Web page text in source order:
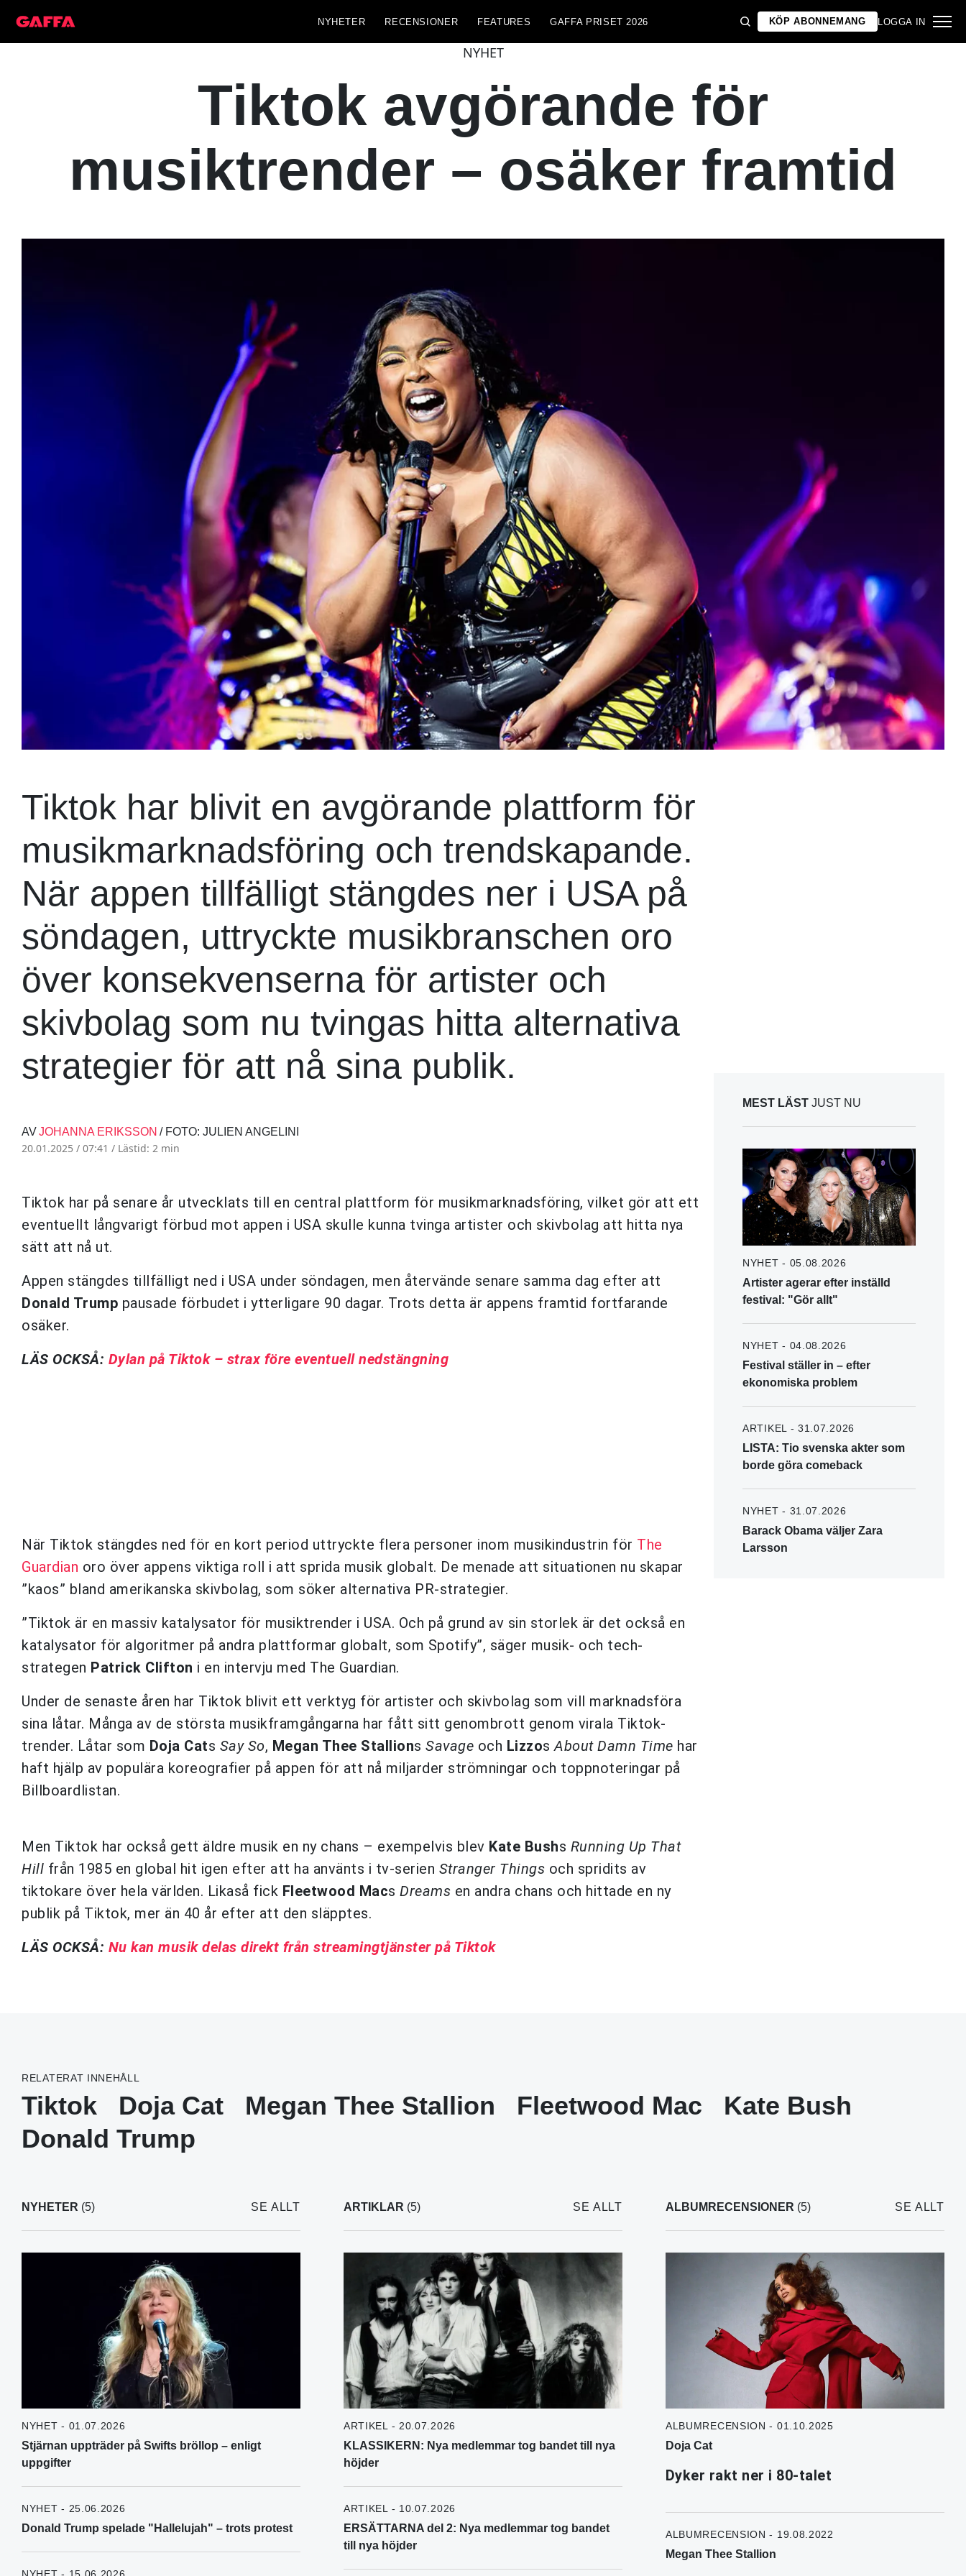
NYHETER RECENSIONER FEATURES GAFFA PRISET 2026 KÖP ABONNEMANG LOGGA IN
NYHET
Tiktok avgörande för
musiktrender – osäker framtid
Tiktok har blivit en avgörande plattform för
musikmarknadsföring och trendskapande.
När appen tillfälligt stängdes ner i USA på
söndagen, uttryckte musikbranschen oro
över konsekvenserna för artister och
skivbolag som nu tvingas hitta alternativa
strategier för att nå sina publik.
AVJOHANNA ERIKSSON / FOTO: JULIEN ANGELINI
20.01.2025 / 07:41 / Lästid: 2 min
Tiktok har på senare år utvecklats till en central plattform för musikmarknadsföring, vilket gör att ett
eventuellt långvarigt förbud mot appen i USA skulle kunna tvinga artister och skivbolag att hitta nya
sätt att nå ut.
Appen stängdes tillfälligt ned i USA under söndagen, men återvände senare samma dag efter att
Donald Trump pausade förbudet i ytterligare 90 dagar. Trots detta är appens framtid fortfarande
osäker.
LÄS OCKSÅ: Dylan på Tiktok – strax före eventuell nedstängning
När Tiktok stängdes ned för en kort period uttryckte flera personer inom musikindustrin för The
Guardian oro över appens viktiga roll i att sprida musik globalt. De menade att situationen nu skapar
”kaos” bland amerikanska skivbolag, som söker alternativa PR-strategier.
”Tiktok är en massiv katalysator för musiktrender i USA. Och på grund av sin storlek är det också en
katalysator för algoritmer på andra plattformar globalt, som Spotify”, säger musik- och tech-
strategen Patrick Clifton i en intervju med The Guardian.
Under de senaste åren har Tiktok blivit ett verktyg för artister och skivbolag som vill marknadsföra
sina låtar. Många av de största musikframgångarna har fått sitt genombrott genom virala Tiktok-
trender. Låtar som Doja Cats Say So, Megan Thee Stallions Savage och Lizzos About Damn Time har
haft hjälp av populära koreografier på appen för att nå miljarder strömningar och toppnoteringar på
Billboardlistan.
Men Tiktok har också gett äldre musik en ny chans – exempelvis blev Kate Bushs Running Up That
Hill från 1985 en global hit igen efter att ha använts i tv-serien Stranger Things och spridits av
tiktokare över hela världen. Likaså fick Fleetwood Macs Dreams en andra chans och hittade en ny
publik på Tiktok, mer än 40 år efter att den släpptes.
LÄS OCKSÅ: Nu kan musik delas direkt från streamingtjänster på Tiktok
MEST LÄST JUST NU
NYHET - 05.08.2026
Artister agerar efter inställd
festival: "Gör allt"
NYHET - 04.08.2026
Festival ställer in – efter
ekonomiska problem
ARTIKEL - 31.07.2026
LISTA: Tio svenska akter som
borde göra comeback
NYHET - 31.07.2026
Barack Obama väljer Zara
Larsson
RELATERAT INNEHÅLL
Tiktok Doja Cat Megan Thee Stallion Fleetwood Mac
Kate Bush
Donald Trump
NYHETER (5) SE ALLT
NYHET - 01.07.2026
Stjärnan uppträder på Swifts bröllop – enligt
uppgifter
NYHET - 25.06.2026
Donald Trump spelade "Hallelujah" – trots protest
ARTIKLAR (5) SE ALLT
ARTIKEL - 20.07.2026
KLASSIKERN: Nya medlemmar tog bandet till nya
höjder
ARTIKEL - 10.07.2026
ERSÄTTARNA del 2: Nya medlemmar tog bandet
till nya höjder
ALBUMRECENSIONER (5) SE ALLT
ALBUMRECENSION - 01.10.2025
Doja Cat
Dyker rakt ner i 80-talet
ALBUMRECENSION - 19.08.2022
Megan Thee Stallion